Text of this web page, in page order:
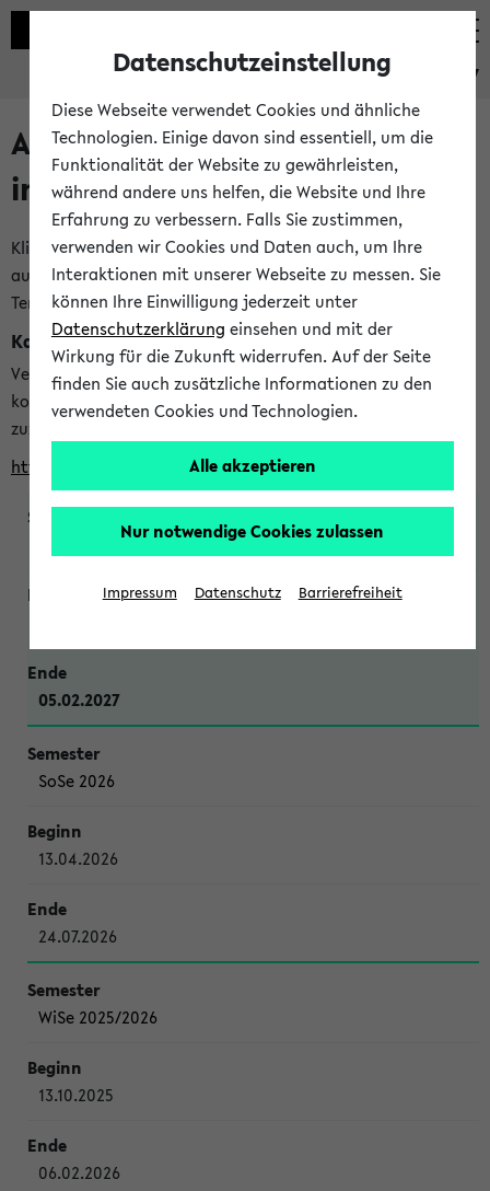
eKVV
Alle veröffentlichten Semester
im eKVV
Klicken Sie auf das Semester, welches Sie für Ihre Sitzung
auswählen möchten. Bitte beachten Sie auch die weiteren
Termine imKalender der Lehrplanung
Kalenderintegration
Verwenden Sie die folgende Adresse, um mit einer
kompatiblen Kalenderanwendung auf die Vorlesungszeiten
zuzugreifen (nähere Informationen
finden Sie hier
https://ekvv.uni-bielefeld.de/ws/calendar?vz
WiSe 2026/2027
05.02.2027
SoSe 2026
13.04.2026
24.07.2026
WiSe 2025/2026
13.10.2025
06.02.2026
Datenschutzeinstellung
Diese Webseite verwendet Cookies und ähnliche
Technologien. Einige davon sind essentiell, um die
Funktionalität der Website zu gewährleisten,
während andere uns helfen, die Website und Ihre
Erfahrung zu verbessern. Falls Sie zustimmen,
verwenden wir Cookies und Daten auch, um Ihre
Interaktionen mit unserer Webseite zu messen. Sie
können Ihre Einwilligung jederzeit unter
Datenschutzerklärung einsehen und mit der
Wirkung für die Zukunft widerrufen. Auf der Seite
finden Sie auch zusätzliche Informationen zu den
verwendeten Cookies und Technologien.
Alle akzeptieren
Nur notwendige Cookies zulassen
Impressum Datenschutz Barrierefreiheit